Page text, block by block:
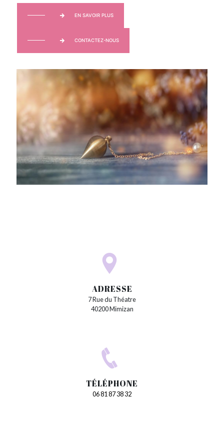
EN SAVOIR PLUS
CONTACTEZ-NOUS
ADRESSE
7 Rue du Théatre
40200 Mimizan
TÉLÉPHONE
06 81 87 38 32